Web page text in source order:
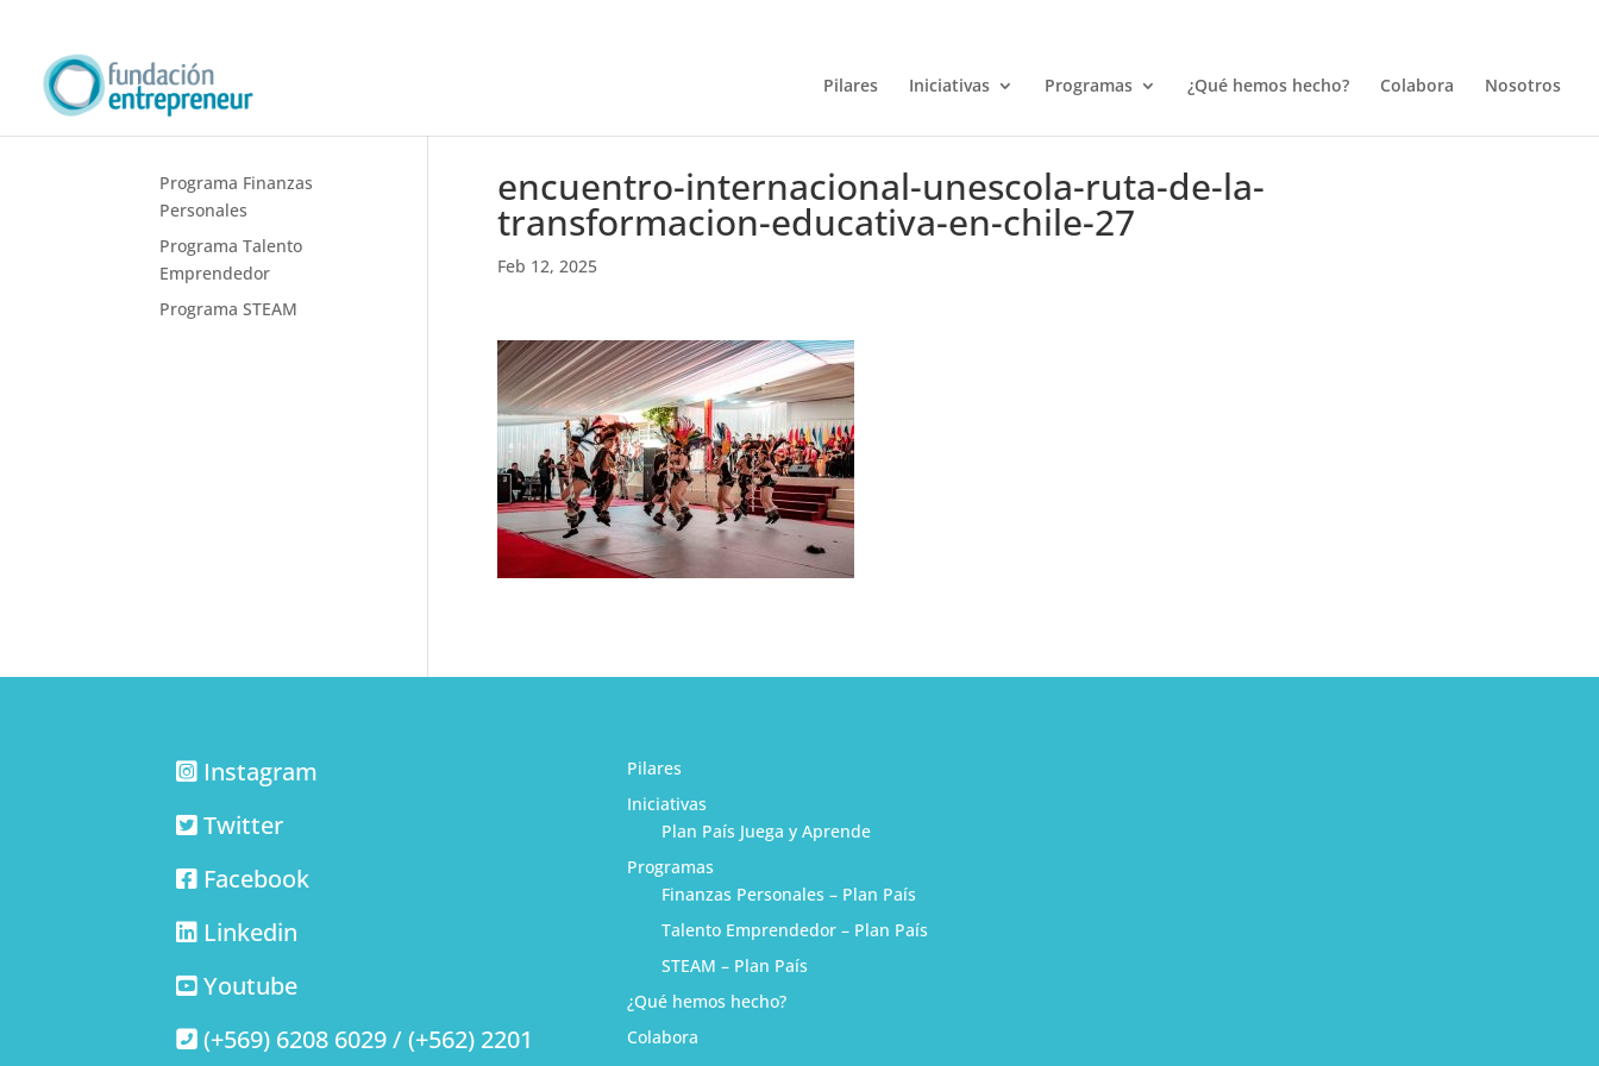
Pilares Iniciativas Programas ¿Qué hemos hecho? Colabora Nosotros
encuentro-internacional-unescola-ruta-de-la-
transformacion-educativa-en-chile-27
Feb 12, 2025
Programa Finanzas
Personales
Programa Talento
Emprendedor
Programa STEAM
Instagram
Twitter
Facebook
Linkedin
Youtube
(+569) 6208 6029 / (+562) 2201
Pilares
Iniciativas
Plan País Juega y Aprende
Programas
Finanzas Personales – Plan País
Talento Emprendedor – Plan País
STEAM – Plan País
¿Qué hemos hecho?
Colabora